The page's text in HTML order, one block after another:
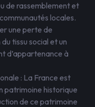
de rassemblement et
locales.
une perte de
tissu social et un
d’appartenance à
: La France est
patrimoine historique
de ce patrimoine